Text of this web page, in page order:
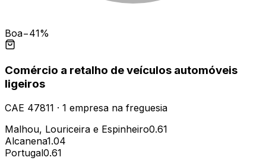
Boa−41%
Comércio a retalho de veículos automóveis
ligeiros
CAE 47811 · 1 empresa na freguesia
Malhou, Louriceira e Espinheiro0.61
Alcanena1.04
Portugal0.61